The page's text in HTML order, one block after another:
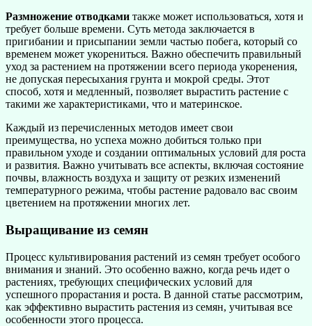
Размножение отводками также может использоваться, хотя и
требует больше времени. Суть метода заключается в
пригибании и присыпании земли частью побега, который со
временем может укорениться. Важно обеспечить правильный
уход за растением на протяжении всего периода укоренения,
не допуская пересыхания грунта и мокрой среды. Этот
способ, хотя и медленный, позволяет вырастить растение с
такими же характеристиками, что и материнское.
Каждый из перечисленных методов имеет свои
преимущества, но успеха можно добиться только при
правильном уходе и создании оптимальных условий для роста
и развития. Важно учитывать все аспекты, включая состояние
почвы, влажность воздуха и защиту от резких изменений
температурного режима, чтобы растение радовало вас своим
цветением на протяжении многих лет.
Выращивание из семян
Процесс культивирования растений из семян требует особого
внимания и знаний. Это особенно важно, когда речь идет о
растениях, требующих специфических условий для
успешного прорастания и роста. В данной статье рассмотрим,
как эффективно вырастить растения из семян, учитывая все
особенности этого процесса.